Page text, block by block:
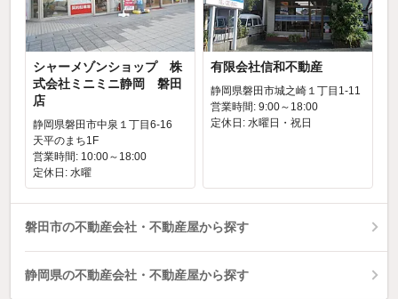
シャーメゾンショップ 株
式会社ミニミニ静岡 磐田
店
静岡県磐田市中泉１丁目6-16
天平のまち1F
営業時間: 10:00～18:00
定休日: 水曜
有限会社信和不動産
静岡県磐田市城之崎１丁目1-11
営業時間: 9:00～18:00
定休日: 水曜日・祝日
磐田市の不動産会社・不動産屋から探す
静岡県の不動産会社・不動産屋から探す